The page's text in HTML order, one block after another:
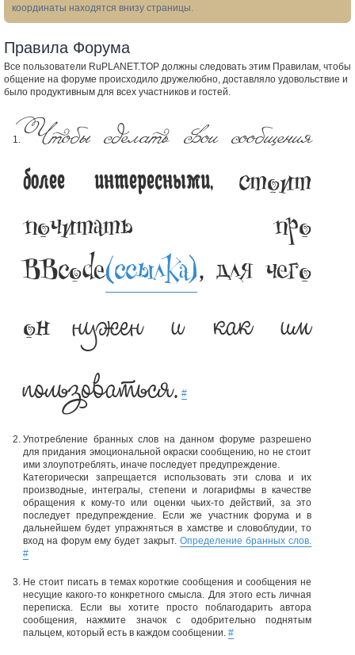
координаты находятся внизу страницы.
Правила Форума
Все пользователи RuPLANET.TOP должны следовать этим Правилам, чтобы
общение на форуме происходило дружелюбно, доставляло удовольствие и
было продуктивным для всех участников и гостей.
Чтобы сделать свои сообщения
более интересными,
стоит
почитать про
BBcode(ссылка), для чего
он нужен и как им
пользоваться. #
Употребление бранных слов на данном форуме разрешено
для придания эмоциональной окраски сообщению, но не стоит
ими злоупотреблять, иначе последует предупреждение.
Категорически запрещается использовать эти слова и их
производные, интегралы, степени и логарифмы в качестве
обращения к кому-то или оценки чьих-то действий, за это
последует предупреждение. Если же участник форума и в
дальнейшем будет упражняться в хамстве и словоблудии, то
вход на форум ему будет закрыт. Определение бранных слов.
#
Не стоит писать в темах короткие сообщения и сообщения не
несущие какого-то конкретного смысла. Для этого есть личная
переписка. Если вы хотите просто поблагодарить автора
сообщения, нажмите значок с одобрительно поднятым
пальцем, который есть в каждом сообщении. #